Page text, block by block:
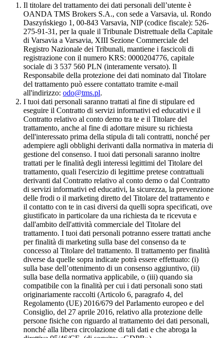
Il titolare del trattamento dei dati personali dell’utente è
OANDA TMS Brokers S.A., con sede a Varsavia, ul. Rondo
Daszyńskiego 1, 00-843 Varsavia, NIP (codice fiscale): 526-
275-91-31, per la quale il Tribunale Distrettuale della Capitale
di Varsavia a Varsavia, XIII Sezione Commerciale del
Registro Nazionale dei Tribunali, mantiene i fascicoli di
registrazione con il numero KRS: 0000204776, capitale
sociale di 3 537 560 PLN (interamente versato). Il
Responsabile della protezione dei dati nominato dal Titolare
del trattamento può essere contattato tramite e-mail
all'indirizzo: odo@tms.pl.
I tuoi dati personali saranno trattati al fine di stipulare ed
eseguire il Contratto di servizi informativi ed educativi e il
Contratto relativo al conto demo tra te e il Titolare del
trattamento, anche al fine di adottare misure su richiesta
dell'interessato prima della stipula di tali contratti, nonché per
adempiere agli obblighi derivanti dalla normativa in materia di
gestione del consenso. I tuoi dati personali saranno inoltre
trattati per le finalità degli interessi legittimi del Titolare del
trattamento, quali l'esercizio di legittime pretese contrattuali
derivanti dal Contratto relativo al conto demo o dal Contratto
di servizi informativi ed educativi, la sicurezza, la prevenzione
delle frodi o il marketing diretto del Titolare del trattamento e
il contatto con te in casi diversi da quelli sopra specificati, ove
giustificato in particolare da una richiesta da te ricevuta e
dall'ambito dell'attività commerciale del Titolare del
trattamento. I tuoi dati personali potranno essere trattati anche
per finalità di marketing sulla base del consenso da te
concesso al Titolare del trattamento. Il trattamento per finalità
diverse da quelle sopra indicate potrà essere effettuato: (i)
sulla base dell’ottenimento di un consenso aggiuntivo, (ii)
sulla base della normativa applicabile, o (iii) quando sia
compatibile con la finalità per cui i dati personali sono stati
originariamente raccolti (Articolo 6, paragrafo 4, del
Regolamento (UE) 2016/679 del Parlamento europeo e del
Consiglio, del 27 aprile 2016, relativo alla protezione delle
persone fisiche con riguardo al trattamento dei dati personali,
nonché alla libera circolazione di tali dati e che abroga la